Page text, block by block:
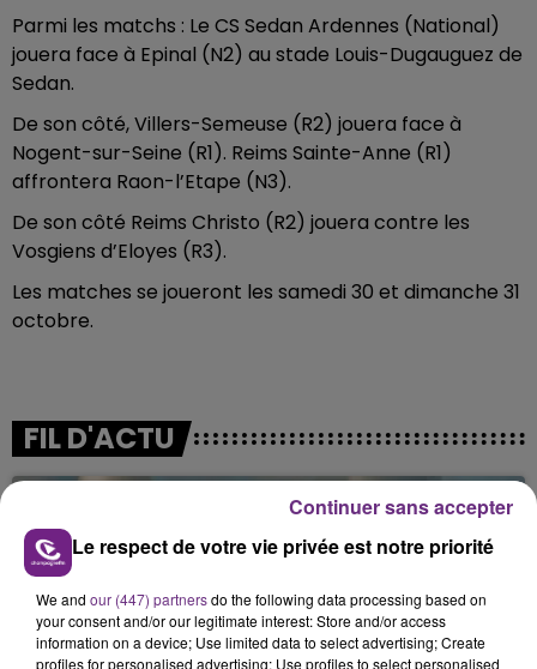
Parmi les matchs : Le CS Sedan Ardennes (National)
jouera face à Epinal (N2) au stade Louis-Dugauguez de
Sedan.
De son côté, Villers-Semeuse (R2) jouera face à
Nogent-sur-Seine (R1). Reims Sainte-Anne (R1)
affrontera Raon-l’Etape (N3).
De son côté Reims Christo (R2) jouera contre les
Vosgiens d’Eloyes (R3).
Les matches se joueront les samedi 30 et dimanche 31
octobre.
FIL D'ACTU
Le respect de votre vie privée est notre priorité
We and our (447) partnersdo the following data processing based on
your consent and/or our legitimate interest: Store and/or access
information on a device; Use limited data to select advertising; Create
profiles for personalised advertising; Use profiles to select personalised
Continuer sans accepter